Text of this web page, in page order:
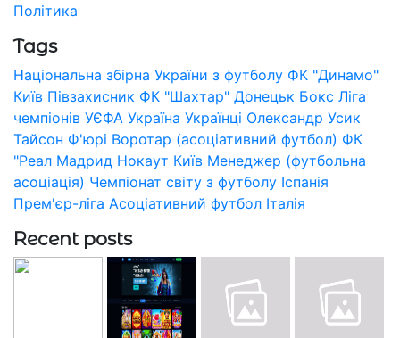
Політика
Tags
Національна збірна України з футболу ФК "Динамо"
Київ Півзахисник ФК "Шахтар" Донецьк Бокс Ліга
чемпіонів УЄФА Україна Українці Олександр Усик
Тайсон Ф'юрі Воротар (асоціативний футбол) ФК
"Реал Мадрид Нокаут Київ Менеджер (футбольна
асоціація) Чемпіонат світу з футболу Іспанія
Прем'єр-ліга Асоціативний футбол Італія
Recent posts